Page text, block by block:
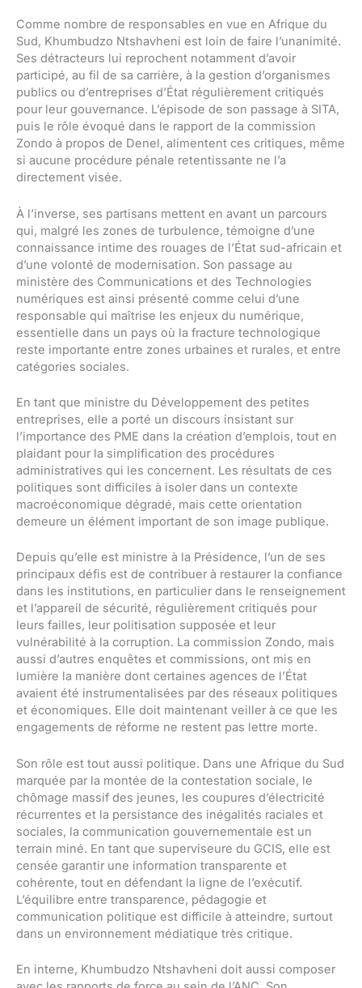
Comme nombre de responsables en vue en Afrique du
Sud, Khumbudzo Ntshavheni est loin de faire l’unanimité.
Ses détracteurs lui reprochent notamment d’avoir
participé, au fil de sa carrière, à la gestion d’organismes
publics ou d’entreprises d’État régulièrement critiqués
pour leur gouvernance. L’épisode de son passage à SITA,
puis le rôle évoqué dans le rapport de la commission
Zondo à propos de Denel, alimentent ces critiques, même
si aucune procédure pénale retentissante ne l’a
directement visée.
À l’inverse, ses partisans mettent en avant un parcours
qui, malgré les zones de turbulence, témoigne d’une
connaissance intime des rouages de l’État sud-africain et
d’une volonté de modernisation. Son passage au
ministère des Communications et des Technologies
numériques est ainsi présenté comme celui d’une
responsable qui maîtrise les enjeux du numérique,
essentielle dans un pays où la fracture technologique
reste importante entre zones urbaines et rurales, et entre
catégories sociales.
En tant que ministre du Développement des petites
entreprises, elle a porté un discours insistant sur
l’importance des PME dans la création d’emplois, tout en
plaidant pour la simplification des procédures
administratives qui les concernent. Les résultats de ces
politiques sont difficiles à isoler dans un contexte
macroéconomique dégradé, mais cette orientation
demeure un élément important de son image publique.
Depuis qu’elle est ministre à la Présidence, l’un de ses
principaux défis est de contribuer à restaurer la confiance
dans les institutions, en particulier dans le renseignement
et l’appareil de sécurité, régulièrement critiqués pour
leurs failles, leur politisation supposée et leur
vulnérabilité à la corruption. La commission Zondo, mais
aussi d’autres enquêtes et commissions, ont mis en
lumière la manière dont certaines agences de l’État
avaient été instrumentalisées par des réseaux politiques
et économiques. Elle doit maintenant veiller à ce que les
engagements de réforme ne restent pas lettre morte.
Son rôle est tout aussi politique. Dans une Afrique du Sud
marquée par la montée de la contestation sociale, le
chômage massif des jeunes, les coupures d’électricité
récurrentes et la persistance des inégalités raciales et
sociales, la communication gouvernementale est un
terrain miné. En tant que superviseure du GCIS, elle est
censée garantir une information transparente et
cohérente, tout en défendant la ligne de l’exécutif.
L’équilibre entre transparence, pédagogie et
communication politique est difficile à atteindre, surtout
dans un environnement médiatique très critique.
En interne, Khumbudzo Ntshavheni doit aussi composer